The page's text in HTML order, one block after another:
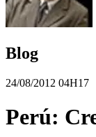
Blog
24/08/2012 04H17
Perú: